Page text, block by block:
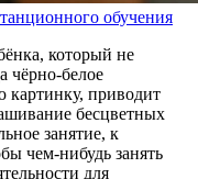
обучения
который не
чёрно-белое
картинку, приводит
бесцветных
занятие, к
чем-нибудь занять
для